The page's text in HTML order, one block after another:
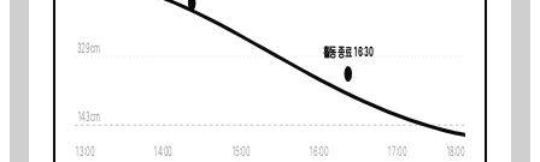
329cm
143cm
활동 종료16:30
13:00 14:00 15:00 16:00 17:00 18:00